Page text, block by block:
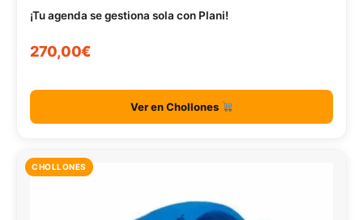
¡Tu agenda se gestiona sola con Plani!
270,00€
Ver en Chollones
CHOLLONES